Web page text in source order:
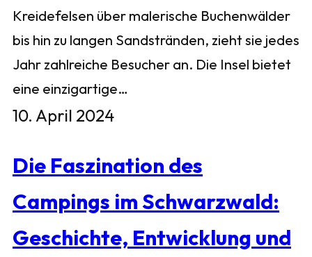
Kreidefelsen über malerische Buchenwälder
bis hin zu langen Sandstränden, zieht sie jedes
Jahr zahlreiche Besucher an. Die Insel bietet
eine einzigartige…
10. April 2024
Die Faszination des
Campings im Schwarzwald:
Geschichte, Entwicklung und